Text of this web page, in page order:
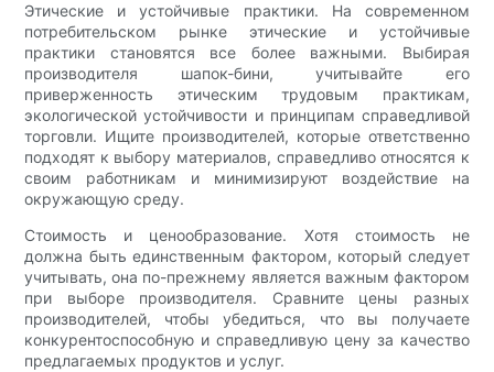
Этические и устойчивые практики. На современном
потребительском рынке этические и устойчивые
практики становятся все более важными. Выбирая
производителя шапок-бини, учитывайте его
приверженность этическим трудовым практикам,
экологической устойчивости и принципам справедливой
торговли. Ищите производителей, которые ответственно
подходят к выбору материалов, справедливо относятся к
своим работникам и минимизируют воздействие на
окружающую среду.
Стоимость и ценообразование. Хотя стоимость не
должна быть единственным фактором, который следует
учитывать, она по-прежнему является важным фактором
при выборе производителя. Сравните цены разных
производителей, чтобы убедиться, что вы получаете
конкурентоспособную и справедливую цену за качество
предлагаемых продуктов и услуг.